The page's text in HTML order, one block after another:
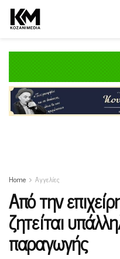
Home Αγγελίες
Από την
ζητείται
παραγωγής